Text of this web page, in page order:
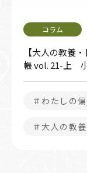
【大人の教養
帳 vol. 21-上
＃わたしの
＃大人の教